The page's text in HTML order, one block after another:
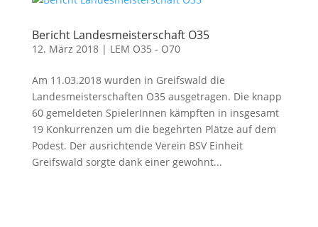
Bericht Landesmeisterschaft O35
12. März 2018| LEM O35 - O70
Am 11.03.2018 wurden in Greifswald die
Landesmeisterschaften O35 ausgetragen. Die knapp
60 gemeldeten SpielerInnen kämpften in insgesamt
19 Konkurrenzen um die begehrten Plätze auf dem
Podest. Der ausrichtende Verein BSV Einheit
Greifswald sorgte dank einer gewohnt...